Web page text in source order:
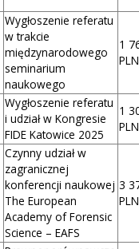
Wygłoszenie referatu
w trakcie
międzynarodowego
seminarium
naukowego
1
PLN
Wygłoszenie referatu
i udział w Kongresie
FIDE Katowice 2025
1
PLN
Czynny udział w
zagranicznej
konferencji naukowej
The European
Academy of Forensic
Science – EAFS
3
PLN